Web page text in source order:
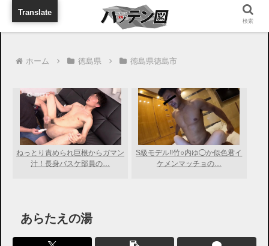
旅行に出張に待ち合わせに
ホーム 徳島県 徳島県徳島市
ねっとり責められ巨根からガマン
汁！長身バスケ部員の…
S級モデル!!竹○内ゆ◯か似色君イ
ケメンマッチョの…
あらたえの湯
検索
Translate